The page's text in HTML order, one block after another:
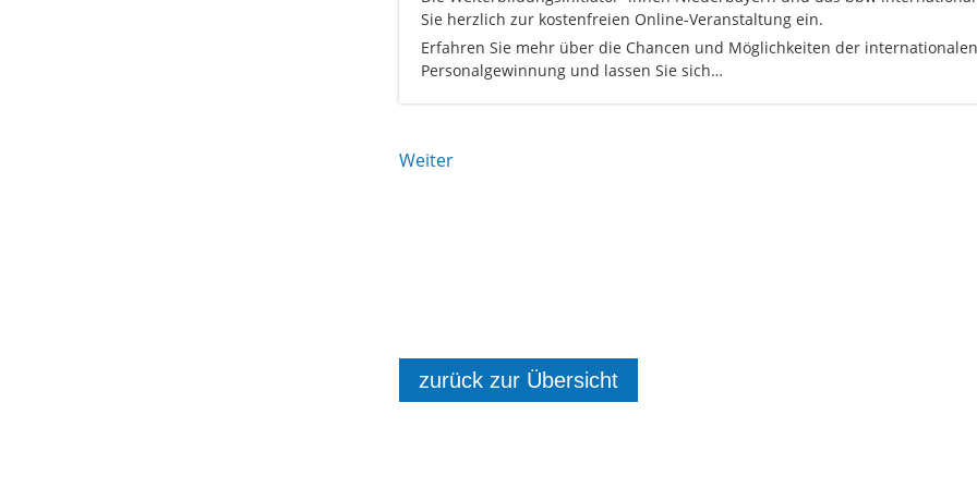
Sie herzlich zur kostenfreien Online-Veranstaltung ein.
Erfahren Sie mehr über die Chancen und Möglichkeiten der internationalen
Personalgewinnung und lassen Sie sich…
Weiter
zurück zur Übersicht